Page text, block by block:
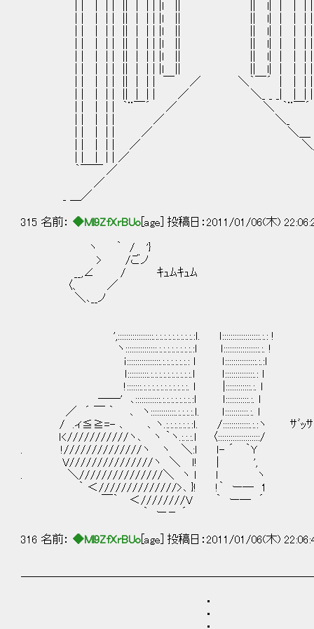
| | | | | || | | | |l || || l| | | | || ｜ | | ||
| | | | | || | | | ￣ ／ ＼｀￣´ | | | ||
| | | | | || | | | ／ ＼_ _ _| | | ||
| | | | | ｀¨￣´ ／ ＼ ｀¨￣´
| | | | | ／ ＼_ _｜ |
| | | | | ／ ＼＿ .| |
| | | | | ／ ＼＿｀￣
| | | | | ／ ＼＿
｀￣￣ ／ ＼ _＿
／ ＼
_ ＿／ ＼
315 名前： ◆Ml9ZfXrBUo [age] 投稿日：2011/01/06(木)
ヽ ｀ / '}
> /ごノ
__,∠ / ｷｭﾑｷｭﾑ
〈、 ／
＼､__ノ
',:::::::::::::::::.:.:.:.:.:.:.:.:.:.:ｌ. ｌ::::::::::::::::::.:.: !
ヽ:::::::::::::::.:.:.:.:.:.:.:.:.:ｌ ｌ:::::::::::::::::.:. !
ｉ::::::::::::::::.:.:.:.:.:.:.: ｌ ｌ:::::::::::::::.:.:ｌ
ｌ::::::::::.:.:.:.:.:.:.:.:.:.:.ｌ ｌ::::::::::::::.: ｌ
!:::::::.:.:.:.:.:.:.:.:.:.:.:. ｌ |::::::::::::.:. ｌ
――' ､::::::::::::.:.:.:.:.:.:.:.:ｌ ｌ:::::::::::.:. ｌ
／ ´ ￣ ｀ ､ ヽ::::::::::::.:.:.:.:.ｌ. ｌ:::::::::::.:. ｌ
/ .ィ≦≧=- ､ ､ ヽ.:.:.:.:.:.:.:ｌ. /:::::::::::::.:.:ヽ ｻﾞｯｻﾞｯ
ｌ<///////////ヽ､ ヽ ｀ヽ.:.:.:.ｌ 〈::::::::::::::::::::/
. !//////////////ヽ ヽ ＼:ｌ ｌ- ´ ｀Y
V///////////////ヽ ＼ ｌ! | ',
. ＼///////////////＼ ヽ ｌ ｌ ヽ
｀ ＜//////////////>､ }! !｀ ー― 1
￣｀ ＜////////V ｀ ー― ´
｀ ー－ ´
316 名前： ◆Ml9ZfXrBUo [age] 投稿日：2011/01/06(木)
・
・